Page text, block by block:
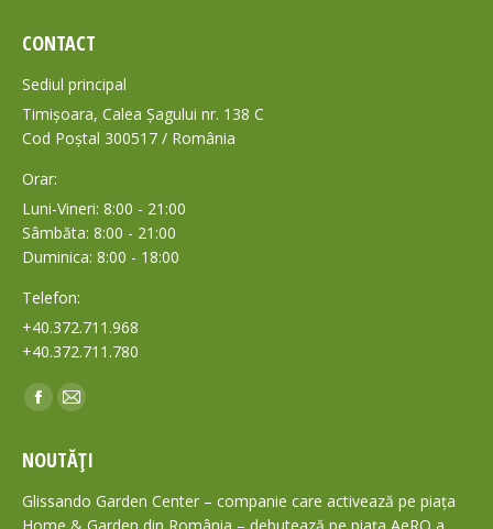
CONTACT
Sediul principal
Timișoara, Calea Șagului nr. 138 C
Cod Poștal 300517 / România
Orar:
Luni-Vineri: 8:00 - 21:00
Sâmbăta: 8:00 - 21:00
Duminica: 8:00 - 18:00
Telefon:
+40.372.711.968
+40.372.711.780
Find us on:
Facebook
opens
in
new
Mail
opens
in
new
NOUTĂȚI
Glissando Garden Center – companie care activează pe piața